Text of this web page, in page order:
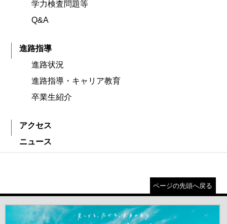
学力検査問題等
Q&A
進路指導
進路状況
進路指導・キャリア教育
卒業生紹介
アクセス
ニュース
ページの先頭へ戻る
＃だから都立高（別ウインドウが開きます）